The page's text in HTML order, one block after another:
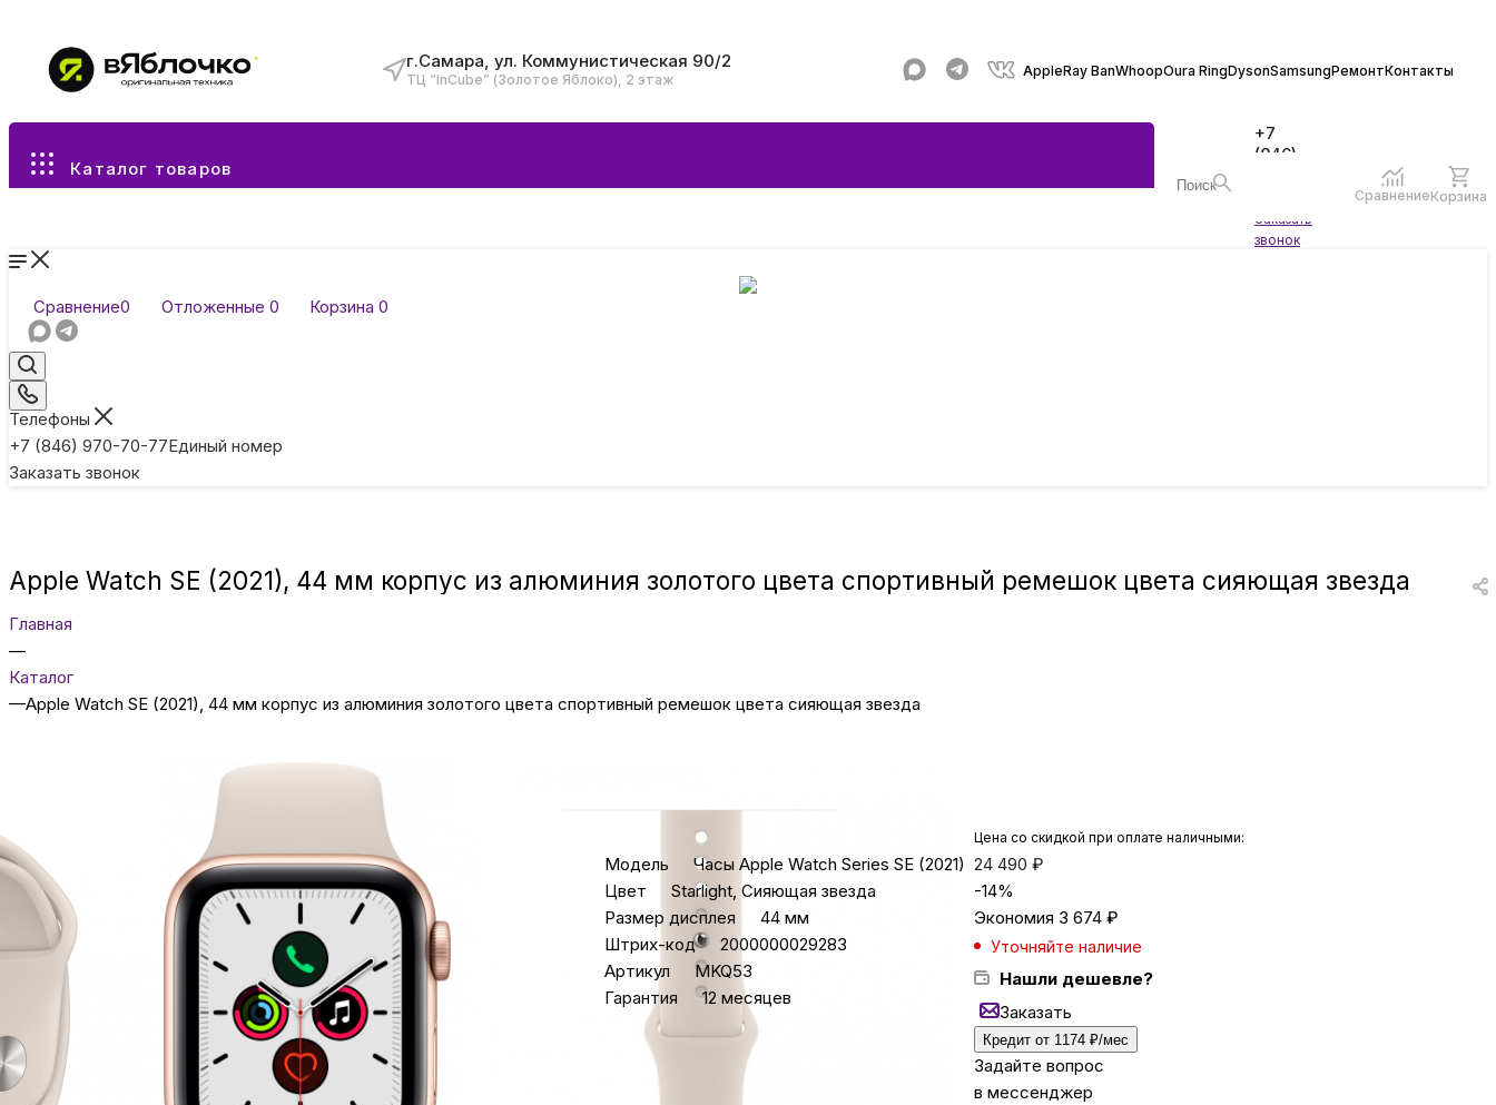
г.Самара, ул. Коммунистическая 90/2
ТЦ “InCube” (Золотое Яблоко), 2 этаж
AppleRay BanWhoopOura RingDysonSamsungРемонтКонтакты
Каталог товаров
+7
(846)
Заказать
звонок
СравнениеКорзина
Сравнение0 Отложенные 0 Корзина 0
Телефоны
+7 (846) 970-70-77Единый номер
Заказать звонок
Все разделы каталога
Умные очки
Фитнес-браслеты
Товары для детей
Фототехника
Бытовая техника
Apple Watch SE (2021), 44 мм корпус из алюминия золотого цвета спортивный ремешок цвета сияющая звезда
Главная
—
Каталог
—Apple Watch SE (2021), 44 мм корпус из алюминия золотого цвета спортивный ремешок цвета сияющая звезда
Характеристики
Модель
Часы Apple Watch Series SE (2021)
Цвет
Starlight, Сияющая звезда
Размер дисплея
44 мм
Штрих-код
2000000029283
Артикул
MKQ53
Гарантия
12 месяцев
Цена со скидкой при оплате наличными:
24 490 ₽
-14%
Экономия 3 674 ₽
Уточняйте наличие
Нашли дешевле?
Заказать
Кредит от 1174 ₽/мес
Задайте вопрос
в мессенджер